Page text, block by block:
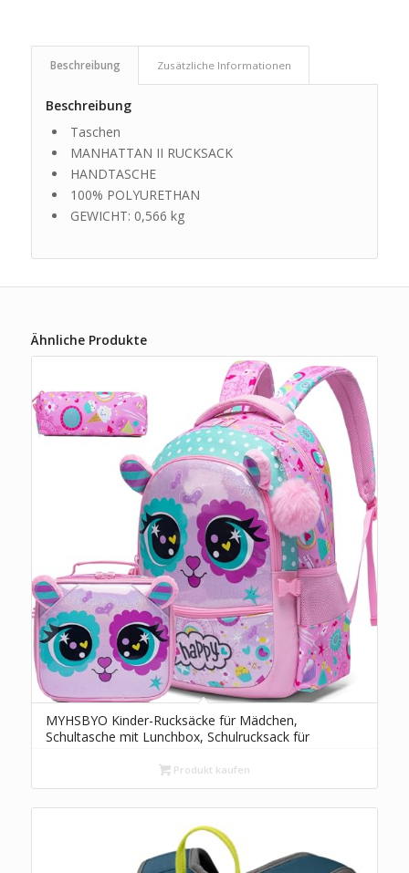
Beschreibung Zusätzliche Informationen
Beschreibung
Taschen
MANHATTAN II RUCKSACK
HANDTASCHE
100% POLYURETHAN
GEWICHT: 0,566 kg
Ähnliche Produkte
MYHSBYO Kinder-Rucksäcke für Mädchen,
Schultasche mit Lunchbox, Schulrucksack für
Kindergarten, Rosenkatze, 16.5"x11.8"x7.8", Modern
Produkt kaufen